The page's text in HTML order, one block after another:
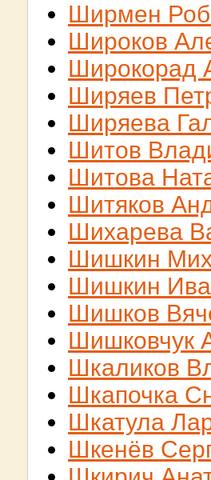
Ширмен
Широков
Широкорад
Ширяев
Ширяева
Шитов
Шитова
Шитяков
Шихарева
Шишкин
Шишкин
Шишков
Шишковчук
Шкаликов
Шкапочка
Шкатула
Шкенёв